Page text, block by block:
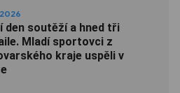
den soutěží a hned tři
Mladí sportovci z
kraje uspěli v